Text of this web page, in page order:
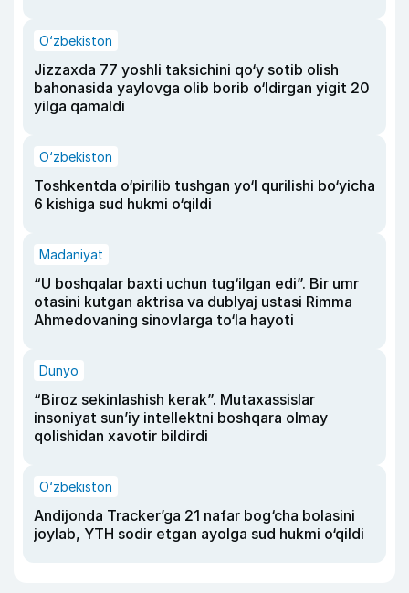
O‘zbekiston
Jizzaxda 77 yoshli taksichini qo‘y sotib olish
bahonasida yaylovga olib borib o‘ldirgan yigit 20
yilga qamaldi
O‘zbekiston
Toshkentda o‘pirilib tushgan yo‘l qurilishi bo‘yicha
6 kishiga sud hukmi o‘qildi
Madaniyat
“U boshqalar baxti uchun tug‘ilgan edi”. Bir umr
otasini kutgan aktrisa va dublyaj ustasi Rimma
Ahmedovaning sinovlarga to‘la hayoti
Dunyo
“Biroz sekinlashish kerak”. Mutaxassislar
insoniyat sun’iy intellektni boshqara olmay
qolishidan xavotir bildirdi
O‘zbekiston
Andijonda Tracker’ga 21 nafar bog‘cha bolasini
joylab, YTH sodir etgan ayolga sud hukmi o‘qildi